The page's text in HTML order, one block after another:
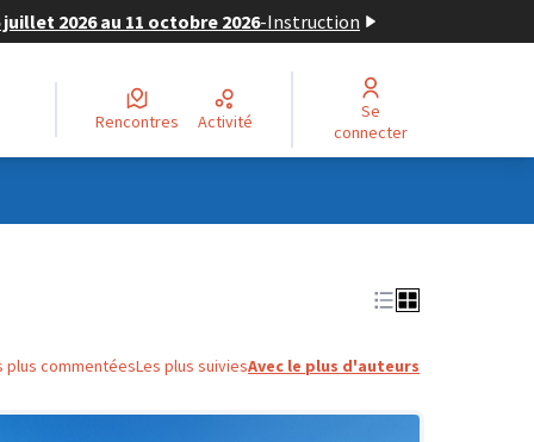
2026 au 11 octobre 2026-Instruction
Rencontres Activité
Se
connecter
plus commentéesLes plus suiviesAvec le plus d'auteurs